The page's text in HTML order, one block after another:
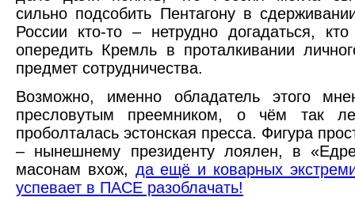
сильно подсобить Пентагону в
России кто-то – нетрудно догадаться,
опередить Кремль в проталкивании
предмет сотрудничества.
Возможно, именно обладатель этого
пресловутым преемником, о чём так
проболталась эстонская пресса. Фигура
– нынешнему президенту лоялен, в
масонам вхож, да ещё и коварных
успевает в ПАСЕ разоблачать!